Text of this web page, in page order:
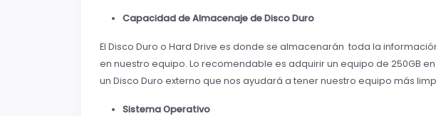
Capacidad de Almacenaje de Disco Duro
El Disco Duro o Hard Drive es donde se almacenarán toda la
en nuestro equipo. Lo recomendable es adquirir un equipo de 250GB
un Disco Duro externo que nos ayudará a tener nuestro equipo más
Sistema Operativo